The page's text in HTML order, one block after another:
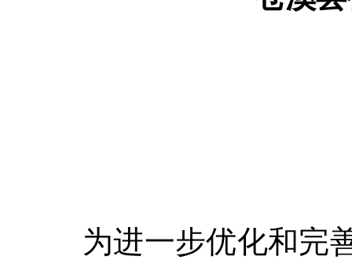
为进一步优化和完